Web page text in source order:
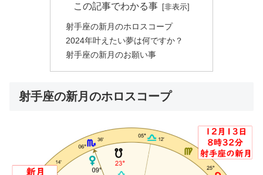
この記事でわかる事
射手座の新月のホロスコープ
2024年叶えたい夢は何ですか？
射手座の新月のお願い事
射手座の新月のホロスコープ